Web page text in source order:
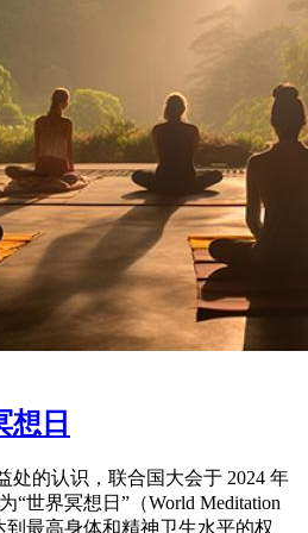
想日
处的认识，联合国大会于 2024 年
“世界冥想日”（World Meditation
最高身体和精神卫生水平的权